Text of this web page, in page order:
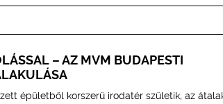
– AZ MVM BUDAPESTI
épületből korszerű irodatér születik, az